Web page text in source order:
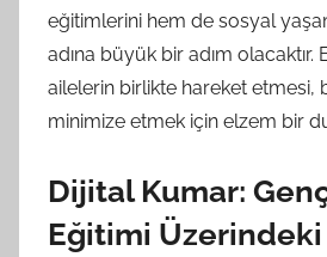
eğitimlerini hem de sosyal
adına büyük bir adım olacaktır.
ailelerin birlikte hareket etmesi,
minimize etmek için elzem bir
Dijital Kumar:
Eğitimi Üzerindeki